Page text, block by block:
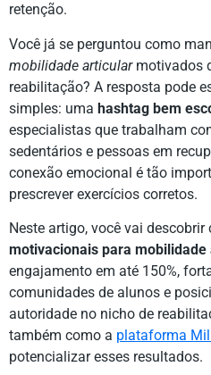
retenção.
Você já se perguntou como
mobilidade articularmotivados
reabilitação? A resposta pode
simples: uma hashtag bem
especialistas que trabalham
sedentários e pessoas em
conexão emocional é tão
prescrever exercícios corretos.
Neste artigo, você vai descobrir
motivacionais para
engajamento em até 150%,
comunidades de alunos e
autoridade no nicho de
também como a plataforma
potencializar esses resultados.